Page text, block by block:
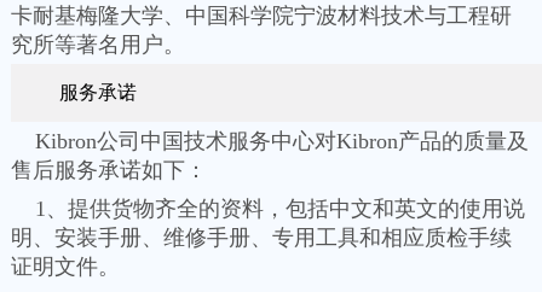
卡耐基梅隆大学、中国科学院宁波材料技术与工程研
究所等著名用户。
服务承诺
Kibron公司中国技术服务中心对Kibron产品的质量及
售后服务承诺如下：
1、提供货物齐全的资料，包括中文和英文的使用说
明、安装手册、维修手册、专用工具和相应质检手续
证明文件。